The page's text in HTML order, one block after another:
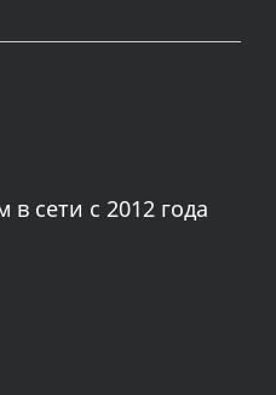
сети с 2012 года